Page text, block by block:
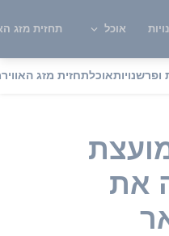
אוכל תחזית מזג
ופרשנויותאוכלתחזית מזג האוויר
את